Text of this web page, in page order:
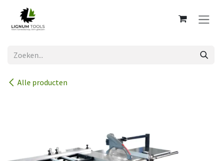
Overslaan naar inhoud
Alle producten